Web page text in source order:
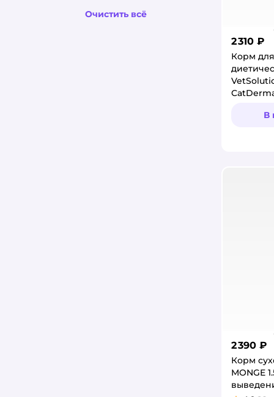
2 310 ₽
Корм
В
2 390 ₽
Корм
MONGE
Очистить всё